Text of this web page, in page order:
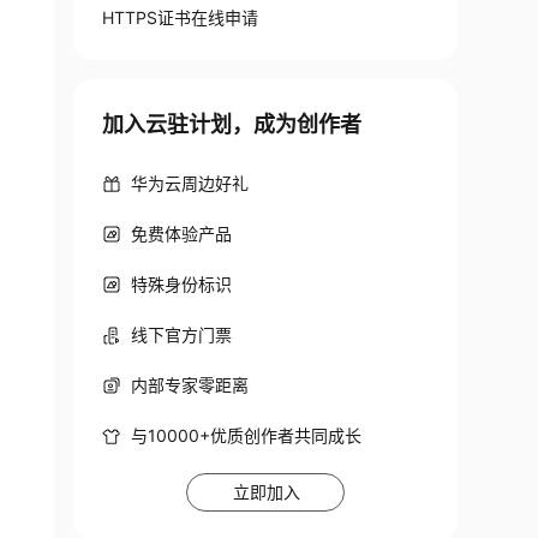
HTTPS证书在线申请
加入云驻计划，成为创作者
华为云周边好礼
免费体验产品
特殊身份标识
线下官方门票
内部专家零距离
与10000+优质创作者共同成长
立即加入